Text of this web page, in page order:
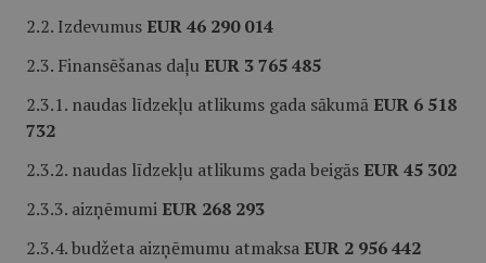
2.2. Izdevumus EUR 46 290 014
2.3. Finansēšanas daļu EUR 3 765 485
2.3.1. naudas līdzekļu atlikums gada sākumā EUR 6 518
732
2.3.2. naudas līdzekļu atlikums gada beigās EUR 45 302
2.3.3. aizņēmumi EUR 268 293
2.3.4. budžeta aizņēmumu atmaksa EUR 2 956 442